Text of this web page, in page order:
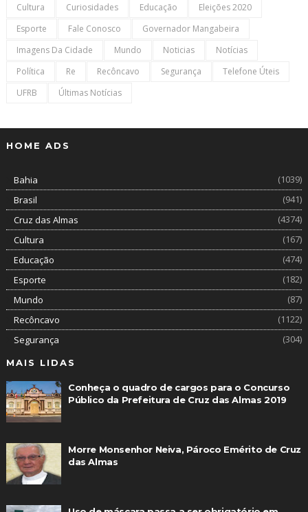
Cultura
Curiosidades Educação
Eleições 2020
Esporte
Fale Conosco
Governador Mangabeira
Imagens Da Cidade
Mundo Noticias
Notícias
Política
Re Recôncavo Segurança
Telefone Úteis
UFRB
Últimas Notícias
HOME ADS
Bahia
(1039)
Brasil
(941)
Cruz das Almas
(4374)
Cultura
(167)
Educação
(474)
Esporte
(182)
Mundo
(87)
Recôncavo
(1122)
Segurança
(304)
MAIS LIDAS
Conheça o quadro de cargos para o Concurso
Público da Prefeitura de Cruz das Almas 2019
Morre Monsenhor Neiva, Pároco Emérito de Cruz
das Almas